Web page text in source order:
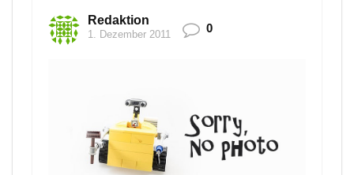
Redaktion
1. Dezember 2011 0